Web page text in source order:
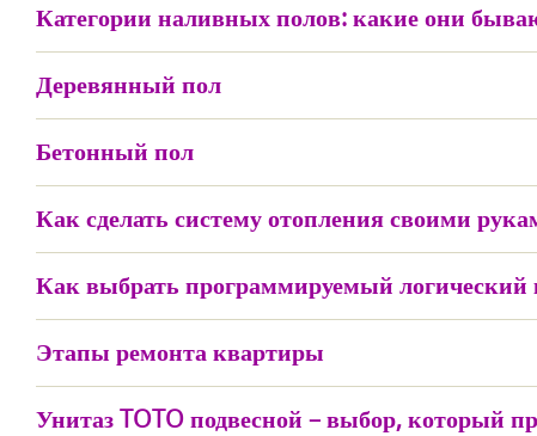
Категории наливных полов: какие они
Деревянный пол
Бетонный пол
Как сделать систему отопления своими
Как выбрать программируемый логический
Этапы ремонта квартиры
Унитаз TOTO подвесной – выбор, который